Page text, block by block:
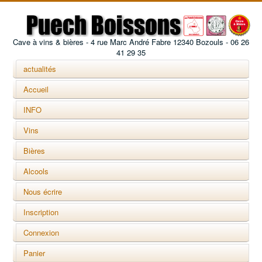
Cave à vins & bières - 4 rue Marc André Fabre 12340 Bozouls - 06 26
41 29 35
actualités
Accueil
INFO
Vins
Bières
Alcools
Nous écrire
Inscription
Connexion
Panier